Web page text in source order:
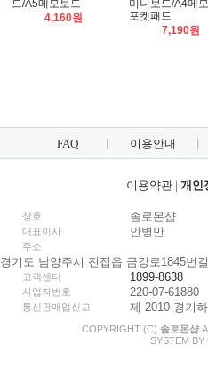
드/A5메모보드
4,160원
미니보드/A4메
포켓패드
7,190원
FAQ 이용안내
이용약관| 개인
상호 솔로몬샵
대표이사 안병만
주소
경기도 남양주시 진접읍 금강로1845번
고객센터 1899-8638
사업자번호 220-07-61880
통신판매업신고 제 2010-경기
COPYRIGHT (C) 솔로몬샵
SYSTEM BY